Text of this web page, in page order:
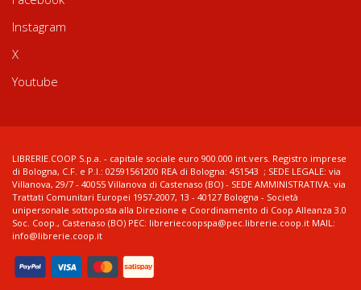
Instagram
X
Youtube
LIBRERIE.COOP S.p.a. - capitale sociale euro 900.000 int.vers. Registro imprese
di Bologna, C.F. e P.I.: 02591561200 REA di Bologna: 451543 ; SEDE LEGALE: via
Villanova, 29/7 - 40055 Villanova di Castenaso (BO) - SEDE AMMINISTRATIVA: via
Trattati Comunitari Europei 1957-2007, 13 - 40127 Bologna - Società
unipersonale sottoposta alla Direzione e Coordinamento di Coop Alleanza 3.0
Soc. Coop., Castenaso (BO) PEC: libreriecoopspa@pec.librerie.coop.it MAIL:
info@librerie.coop.it